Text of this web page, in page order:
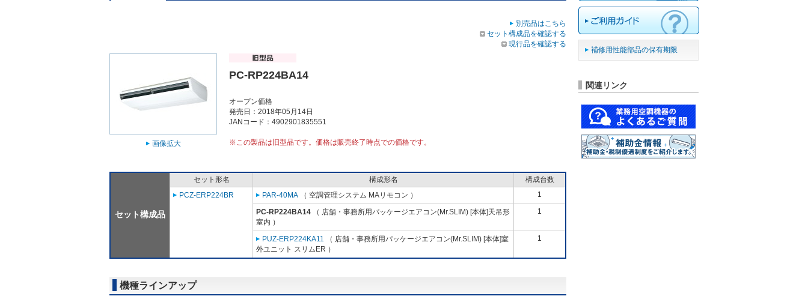
別売品はこちら
セット構成品を確認する
現行品を確認する
画像拡大
PC-RP224BA14
オープン価格
発売日：2018年05月14日
JANコード：4902901835551
※この製品は旧型品です。価格は販売終了時点での価格です。
セット構成品
セット形名 構成形名
構成台数
PCZ-ERP224BR
PAR-40MA （ 空調管理システム MAリモコン ） 1
PC-RP224BA14 （ 店舗・事務所用パッケージエアコン(Mr.SLIM) [本体]天吊形
室内 ）
1
PUZ-ERP224KA11 （ 店舗・事務所用パッケージエアコン(Mr.SLIM) [本体]室
外ユニット スリムER ）
1
機種ラインアップ
補修用性能部品の保有期限
関連リンク